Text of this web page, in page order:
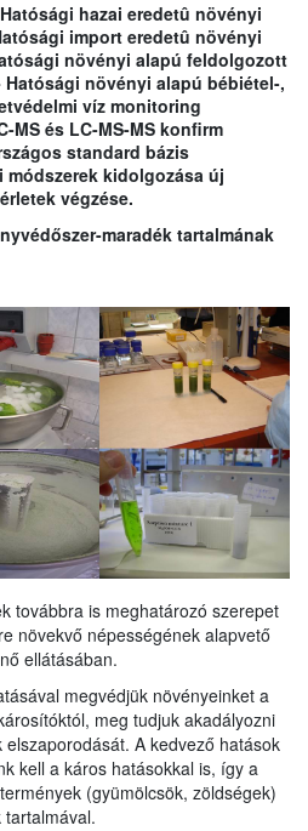
hazai eredetû növényi
import eredetû növényi
növényi alapú feldolgozott
növényi alapú bébiétel-,
víz monitoring
MS és LC-MS-MS konfirm
standard bázis
kidolgozása új
végzése.
maradék tartalmának
továbbra is meghatározó szerepet
növekvő népességének alapvető
ellátásában.
megvédjük növényeinket a
meg tudjuk akadályozni
A kedvező hatások
kell a káros hatásokkal is, így a
(gyümölcsök, zöldségek)